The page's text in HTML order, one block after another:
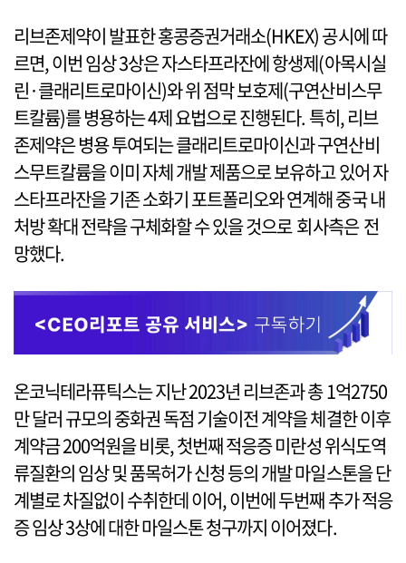
리브존제약이 발표한 홍콩증권거래소(HKEX) 공시에 따
르면, 이번 임상 3상은 자스타프라잔에 항생제(아목시실
린·클래리트로마이신)와 위 점막 보호제(구연산비스무
트칼륨)를 병용하는 4제 요법으로 진행된다. 특히, 리브
존제약은 병용 투여되는 클래리트로마이신과 구연산비
스무트칼륨을 이미 자체 개발 제품으로 보유하고 있어 자
스타프라잔을 기존 소화기 포트폴리오와 연계해 중국 내
처방 확대 전략을 구체화할 수 있을 것으로 회사측은 전
망했다.
온코닉테라퓨틱스는 지난 2023년 리브존과 총 1억2750
만 달러 규모의 중화권 독점 기술이전 계약을 체결한 이후
계약금 200억원을 비롯, 첫번째 적응증 미란성 위식도역
류질환의 임상 및 품목허가 신청 등의 개발 마일스톤을 단
계별로 차질없이 수취한데 이어, 이번에 두번째 추가 적응
증 임상 3상에 대한 마일스톤 청구까지 이어졌다.